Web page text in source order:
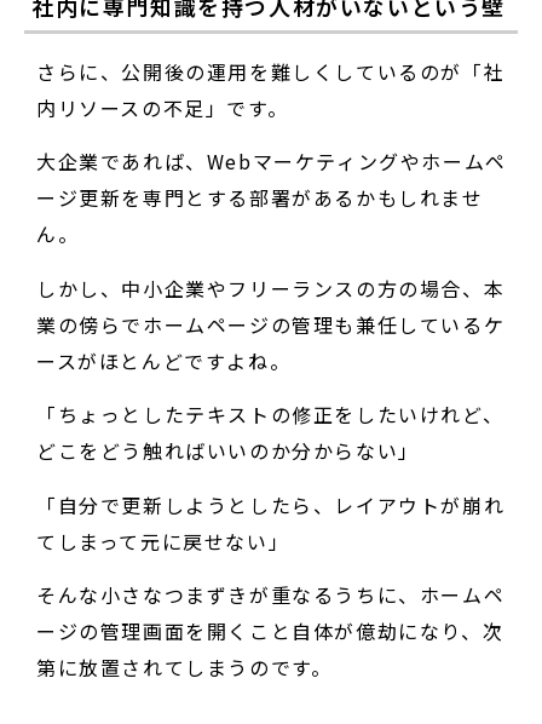
さらに、公開後の運用を難しくしているのが「社
内リソースの不足」です。
大企業であれば、Webマーケティングやホームペ
ージ更新を専門とする部署があるかもしれませ
ん。
しかし、中小企業やフリーランスの方の場合、本
業の傍らでホームページの管理も兼任しているケ
ースがほとんどですよね。
「ちょっとしたテキストの修正をしたいけれど、
どこをどう触ればいいのか分からない」
「自分で更新しようとしたら、レイアウトが崩れ
てしまって元に戻せない」
そんな小さなつまずきが重なるうちに、ホームペ
ージの管理画面を開くこと自体が億劫になり、次
第に放置されてしまうのです。